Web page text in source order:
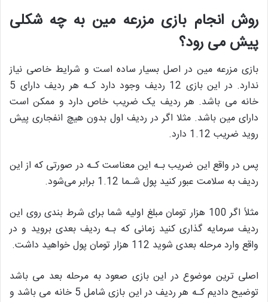
روش انجام بازی مزرعه مین به چه شکلی
پیش می رود؟
بازی مزرعه مین در اصل بسیار ساده است و شرایط خاصی نیاز
ندارد. در این بازی 12 ردیف وجود دارد کـه هر ردیف دارای 5
خانه می باشد. هر ردیف یک ضریب خاص دارد و ممکن است
دارای مین باشد. مثلا اگر در ردیف اول بدون هیچ انفجاری پیش
روید ضریب 1.12 دارد.
پس در واقع این ضریب بـه این معناست کـه در صورتی که از این
ردیف به سلامت عبور کنید پول شـما 1.12 برابر می‌شود.
مثلاً اگر 100 هزار تومان مبلغ اولیه شما برای شرط بندی روی این
ردیف سرمایه گذاری کنید زمانی که بـه ردیف بعدی بروید و در
واقع وارد مرحله بعدی شوید 112 هزار تومان پول خواهید داشت.
اصلی ترین موضوع در این بازی صعود به مرحله بعد می باشد
توضیح دادیم کـه هر ردیف در این بازی شامل 5 خانه می باشد و